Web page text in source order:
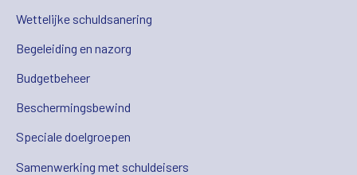
Wettelijke schuldsanering
Begeleiding en nazorg
Budgetbeheer
Beschermingsbewind
Speciale doelgroepen
Samenwerking met schuldeisers